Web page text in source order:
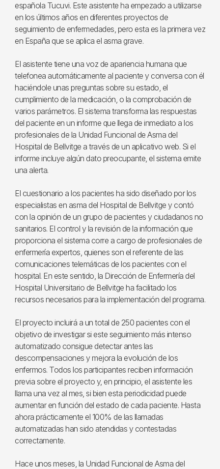
española Tucuvi. Este asistente ha empezado a utilizarse
en los últimos años en diferentes proyectos de
seguimiento de enfermedades, pero esta es la primera vez
en España que se aplica el asma grave.
El asistente tiene una voz de apariencia humana que
telefonea automáticamente al paciente y conversa con él
haciéndole unas preguntas sobre su estado, el
cumplimiento de la medicación, o la comprobación de
varios parámetros. El sistema transforma las respuestas
del paciente en un informe que llega de inmediato a los
profesionales de la Unidad Funcional de Asma del
Hospital de Bellvitge a través de un aplicativo web. Si el
informe incluye algún dato preocupante, el sistema emite
una alerta.
El cuestionario a los pacientes ha sido diseñado por los
especialistas en asma del Hospital de Bellvitge y contó
con la opinión de un grupo de pacientes y ciudadanos no
sanitarios. El control y la revisión de la información que
proporciona el sistema corre a cargo de profesionales de
enfermería expertos, quienes son el referente de las
comunicaciones telemáticas de los pacientes con el
hospital. En este sentido, la Dirección de Enfermería del
Hospital Universitario de Bellvitge ha facilitado los
recursos necesarios para la implementación del programa.
El proyecto incluirá a un total de 250 pacientes con el
objetivo de investigar si este seguimiento más intenso
automatizado consigue detectar antes las
descompensaciones y mejora la evolución de los
enfermos. Todos los participantes reciben información
previa sobre el proyecto y, en principio, el asistente les
llama una vez al mes, si bien esta periodicidad puede
aumentar en función del estado de cada paciente. Hasta
ahora prácticamente el 100% de las llamadas
automatizadas han sido atendidas y contestadas
correctamente.
Hace unos meses, la Unidad Funcional de Asma del